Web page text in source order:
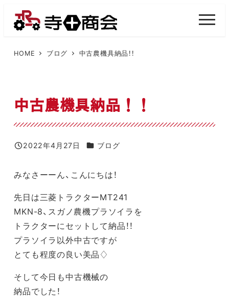
HOME ブログ 中古農機具納品！！
中古農機具納品！！
投稿日
2022年4月27日 カテゴリー
ブログ
みなさーーん、こんにちは！
先日は三菱トラクターMT241
MKN-8、スガノ農機プラソイラを
トラクターにセットして納品！！
プラソイラ以外中古ですが
とても程度の良い美品♢
そして今日も中古機械の
納品でした！